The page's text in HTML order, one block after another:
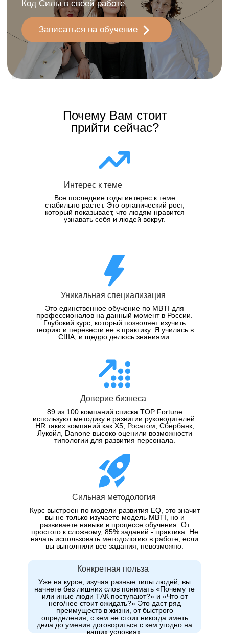
Почему Вам стоит
прийти сейчас?
Все последние годы интерес к теме
стабильно растет. Это органический рост,
который показывает, что людям нравится
узнавать себя и людей вокруг.
Интерес к теме
89 из 100 компаний cписка TOP Fortune
используют методику в развитии руководителей.
HR таких компаний как X5, Росатом, Сбербанк,
Лукойл, Danone высоко оценили возможности
типологии для развития персонала.
Доверие бизнеса
Курс выстроен по модели развития EQ, это значит
вы не только изучаете модель MBTI, но и
развиваете навыки в процессе обучения. От
простого к сложному, 85% заданий - практика. Не
начать использовать методологию в работе, если
вы выполнили все задания, невозможно.
Сильная методология
Уже на курсе, изучая разные типы людей, вы
начнете без лишних слов понимать «Почему те
или иные люди ТАК поступают?» и «Что от
него/нее стоит ожидать?» Это даст ряд
преимуществ в жизни, от быстрого
определения, c кем не стоит никогда иметь
дела до умения договориться с кем угодно на
ваших условиях.
Конкретная польза
Это единственное обучение по MBTI для
профессионалов на данный момент в России.
Глубокий курс, который позволяет изучить
теорию и перевести ее в практику. Я училась в
США, и щедро делюсь знаниями.
Уникальная специализация